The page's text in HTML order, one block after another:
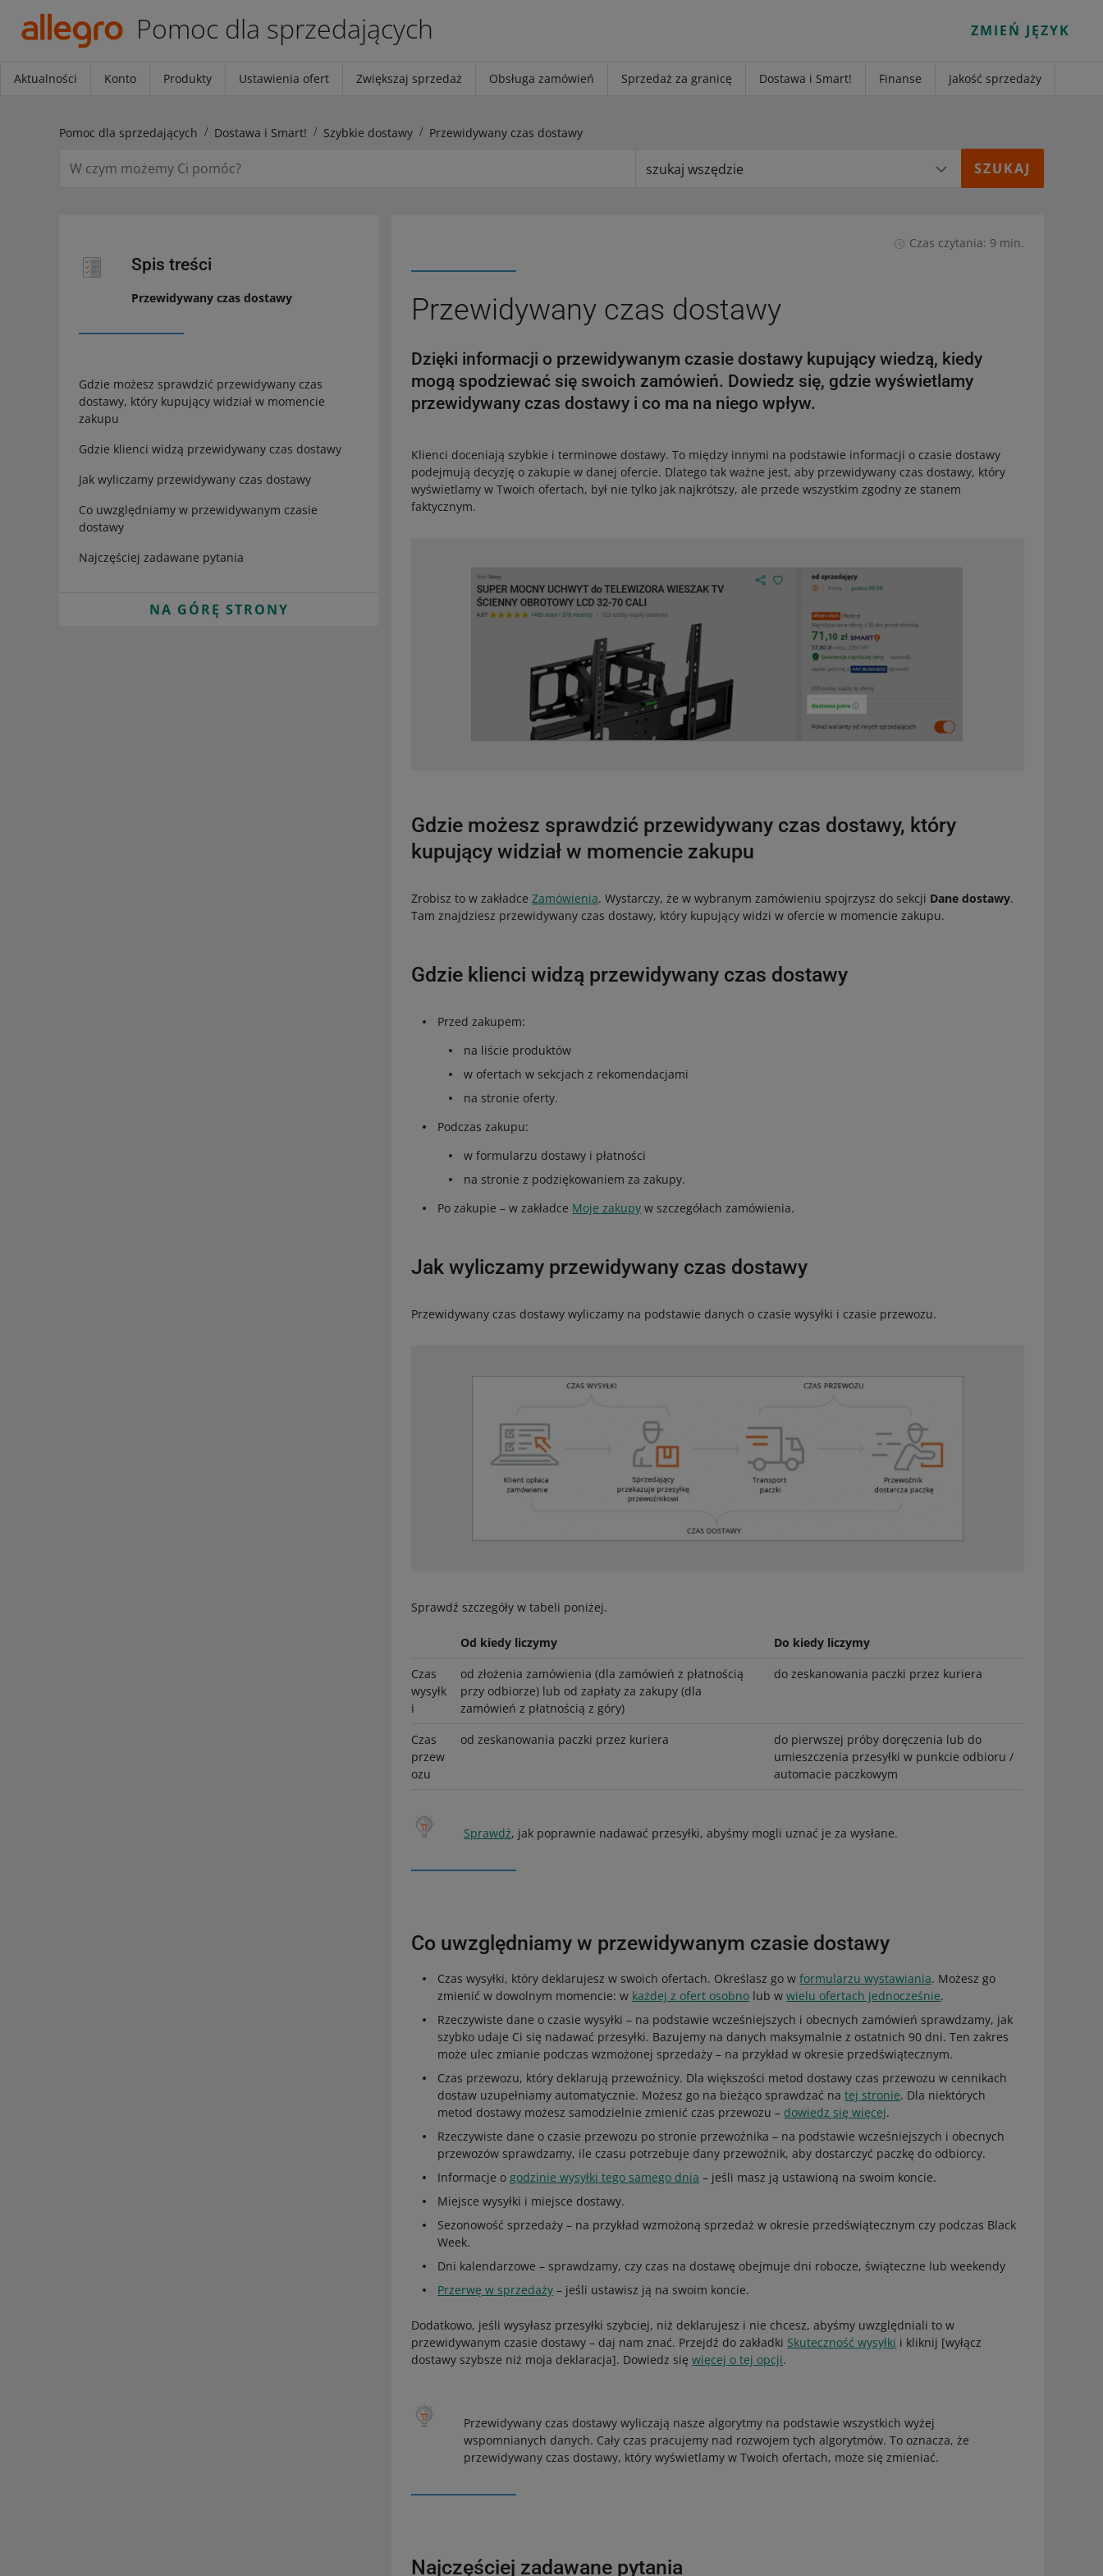
Pomoc dla sprzedających ZMIEŃ JĘZYK
Aktualności Konto Produkty Ustawienia ofert Zwiększaj sprzedaż Obsługa zamówień Sprzedaż za granicę Dostawa i Smart! Finanse Jakość sprzedaży
Pomoc dla sprzedających Dostawa i Smart! Szybkie dostawy Przewidywany czas dostawy
szukaj wszędzie
Spis treści
Przewidywany czas dostawy
Gdzie możesz sprawdzić przewidywany czas
dostawy, który kupujący widział w momencie
zakupu
Gdzie klienci widzą przewidywany czas dostawy
Jak wyliczamy przewidywany czas dostawy
Co uwzględniamy w przewidywanym czasie
dostawy
Najczęściej zadawane pytania
NA GÓRĘ STRONY
Czas czytania: 9 min.
Przewidywany czas dostawy
Dzięki informacji o przewidywanym czasie dostawy kupujący wiedzą, kiedy
mogą spodziewać się swoich zamówień. Dowiedz się, gdzie wyświetlamy
przewidywany czas dostawy i co ma na niego wpływ.
Klienci doceniają szybkie i terminowe dostawy. To między innymi na podstawie informacji o czasie dostawy
podejmują decyzję o zakupie w danej ofercie. Dlatego tak ważne jest, aby przewidywany czas dostawy, który
wyświetlamy w Twoich ofertach, był nie tylko jak najkrótszy, ale przede wszystkim zgodny ze stanem
faktycznym.
Gdzie możesz sprawdzić przewidywany czas dostawy, który
kupujący widział w momencie zakupu
Zrobisz to w zakładceZamówienia. Wystarczy, że w wybranym zamówieniu spojrzysz do sekcji Dane dostawy.
Tam znajdziesz przewidywany czas dostawy, który kupujący widzi w ofercie w momencie zakupu.
Gdzie klienci widzą przewidywany czas dostawy
Przed zakupem:
na liście produktów
w ofertach w sekcjach z rekomendacjami
na stronie oferty.
Podczas zakupu:
w formularzu dostawy i płatności
na stronie z podziękowaniem za zakupy.
Po zakupie – w zakładce Moje zakupy w szczegółach zamówienia.
Jak wyliczamy przewidywany czas dostawy
Przewidywany czas dostawy wyliczamy na podstawie danych o czasie wysyłki i czasie przewozu.
Sprawdź szczegóły w tabeli poniżej.
Od kiedy liczymy
Do kiedy liczymy
Czas
wysyłk
i
od złożenia zamówienia (dla zamówień z płatnością
przy odbiorze) lub od zapłaty za zakupy (dla
zamówień z płatnością z góry)
do zeskanowania paczki przez kuriera
Czas
przew
ozu
od zeskanowania paczki przez kuriera
do pierwszej próby doręczenia lub do
umieszczenia przesyłki w punkcie odbioru /
automacie paczkowym
Sprawdź, jak poprawnie nadawać przesyłki, abyśmy mogli uznać je za wysłane.
Co uwzględniamy w przewidywanym czasie dostawy
Czas wysyłki, który deklarujesz w swoich ofertach. Określasz go wformularzu wystawiania. Możesz go
zmienić w dowolnym momencie: w każdej z ofert osobno lub wwielu ofertach jednocześnie.
Rzeczywiste dane o czasie wysyłki – na podstawie wcześniejszych i obecnych zamówień sprawdzamy, jak
szybko udaje Ci się nadawać przesyłki. Bazujemy na danych maksymalnie z ostatnich 90 dni. Ten zakres
może ulec zmianie podczas wzmożonej sprzedaży – na przykład w okresie przedświątecznym.
Czas przewozu, który deklarują przewoźnicy. Dla większości metod dostawy czas przewozu w cennikach
dostaw uzupełniamy automatycznie. Możesz go na bieżąco sprawdzać natej stronie. Dla niektórych
metod dostawy możesz samodzielnie zmienić czas przewozu – dowiedz się więcej.
Rzeczywiste dane o czasie przewozu po stronie przewoźnika – na podstawie wcześniejszych i obecnych
przewozów sprawdzamy, ile czasu potrzebuje dany przewoźnik, aby dostarczyć paczkę do odbiorcy.
Informacje ogodzinie wysyłki tego samego dnia – jeśli masz ją ustawioną na swoim koncie.
Miejsce wysyłki i miejsce dostawy.
Sezonowość sprzedaży – na przykład wzmożoną sprzedaż w okresie przedświątecznym czy podczas Black
Week.
Dni kalendarzowe – sprawdzamy, czy czas na dostawę obejmuje dni robocze, świąteczne lub weekendy
Przerwę w sprzedaży – jeśli ustawisz ją na swoim koncie.
Dodatkowo, jeśli wysyłasz przesyłki szybciej, niż deklarujesz i nie chcesz, abyśmy uwzględniali to w
przewidywanym czasie dostawy – daj nam znać. Przejdź do zakładki Skuteczność wysyłki i kliknij [wyłącz
dostawy szybsze niż moja deklaracja]. Dowiedz sięwięcej o tej opcji.
Przewidywany czas dostawy wyliczają nasze algorytmy na podstawie wszystkich wyżej
wspomnianych danych. Cały czas pracujemy nad rozwojem tych algorytmów. To oznacza, że
przewidywany czas dostawy, który wyświetlamy w Twoich ofertach, może się zmieniać.
Najczęściej zadawane pytania